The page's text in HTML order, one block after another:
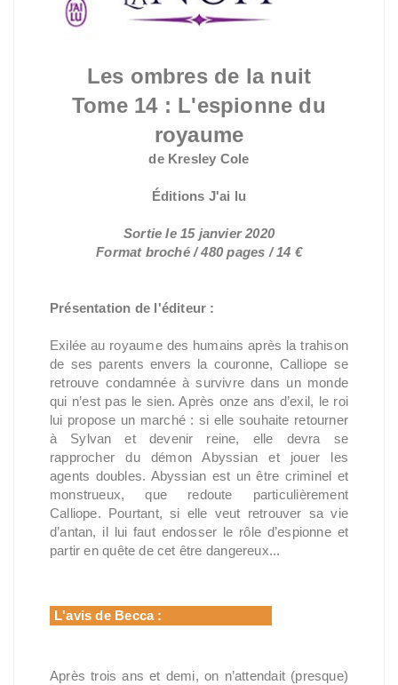
Les ombres de la nuit
Tome 14 : L'espionne du
royaume
de Kresley Cole
Éditions J'ai lu
Sortie le 15 janvier 2020
Format broché / 480 pages / 14 €
Présentation de l'éditeur :
Exilée au royaume des humains après la trahison
de ses parents envers la couronne, Calliope se
retrouve condamnée à survivre dans un monde
qui n’est pas le sien. Après onze ans d’exil, le roi
lui propose un marché : si elle souhaite retourner
à Sylvan et devenir reine, elle devra se
rapprocher du démon Abyssian et jouer les
agents doubles. Abyssian est un être criminel et
monstrueux, que redoute particulièrement
Calliope. Pourtant, si elle veut retrouver sa vie
d’antan, il lui faut endosser le rôle d’espionne et
partir en quête de cet être dangereux...
L'avis de Becca :
Après trois ans et demi, on n’attendait (presque)